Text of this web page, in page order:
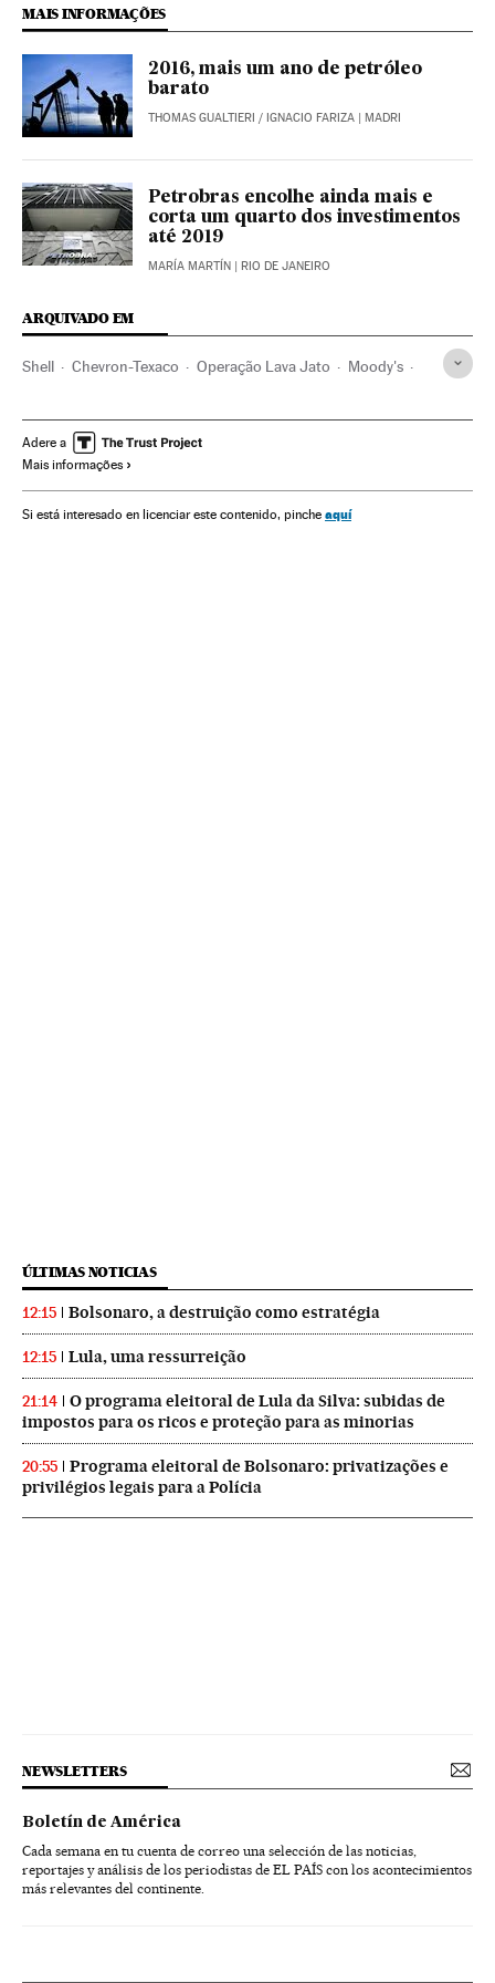
MAIS INFORMAÇÕES
2016, mais um ano de petróleo
barato
THOMAS GUALTIERI / IGNACIO FARIZA | MADRI
Petrobras encolhe ainda mais e
corta um quarto dos investimentos
até 2019
MARÍA MARTÍN | RIO DE JANEIRO
ARQUIVADO EM
Shell Chevron-Texaco Operação Lava Jato Moody's
Petróleo Combustíveis fósseis
Combustíveis
Força segurança Energia não renovável América
Adere a
Mais informações
Si está interesado en licenciar este contenido, pinche aquí
ÚLTIMAS NOTICIAS
12:15 Bolsonaro, a destruição como estratégia
12:15 Lula, uma ressurreição
21:14
O programa eleitoral de Lula da Silva: subidas de
impostos para os ricos e proteção para as minorias
20:55
Programa eleitoral de Bolsonaro: privatizações e
privilégios legais para a Polícia
NEWSLETTERS
Boletín de América
Cada semana en tu cuenta de correo una selección de las noticias,
reportajes y análisis de los periodistas de EL PAÍS con los acontecimientos
más relevantes del continente.